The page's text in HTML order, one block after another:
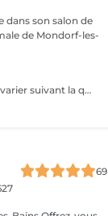
de Mondorf-les-
Shampoing et produits inclus Les prix peuvent varier suivant la quantité de travail
69